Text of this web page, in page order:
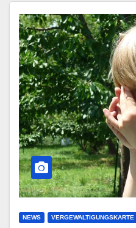
NEWS VERGEWALTIGUNGSKARTE